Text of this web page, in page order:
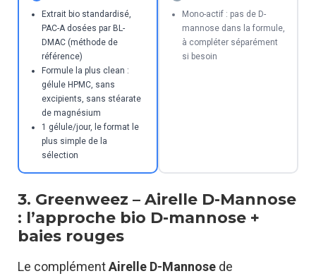
Extrait bio standardisé,
PAC-A dosées par BL-
DMAC (méthode de
référence)
Formule la plus clean :
gélule HPMC, sans
excipients, sans stéarate
de magnésium
1 gélule/jour, le format le
plus simple de la
sélection
Mono-actif : pas de D-
mannose dans la formule,
à compléter séparément
si besoin
3. Greenweez – Airelle D-Mannose
: l’approche bio D-mannose +
baies rouges
Le complémentAirelle D-Mannose de